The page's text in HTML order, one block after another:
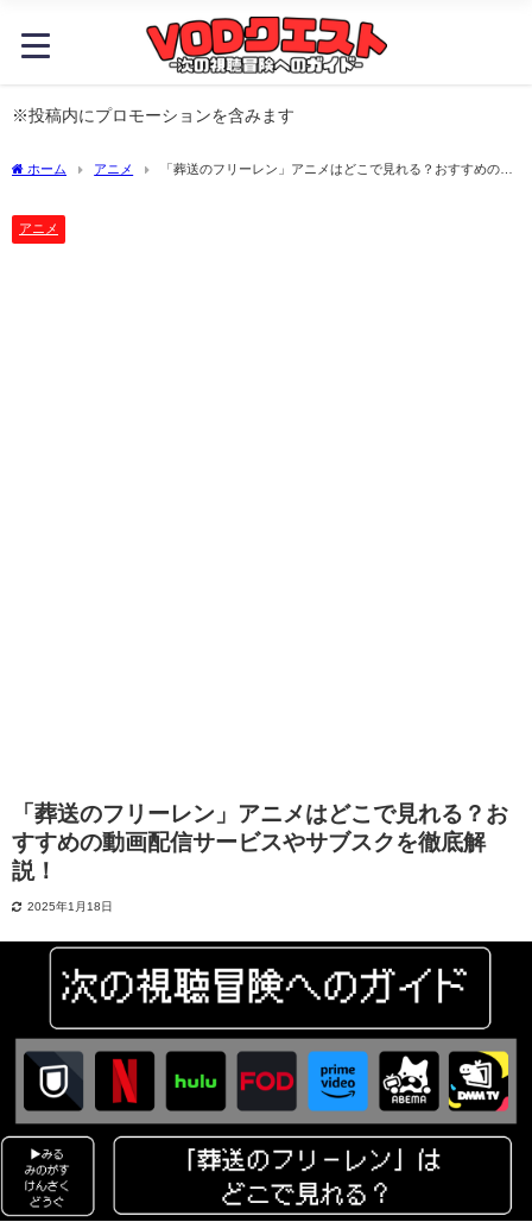
※投稿内にプロモーションを含みます
ホーム アニメ
「葬送のフリーレン」アニメはどこで見れる？おすすめの動
アニメ
「葬送のフリーレン」アニメはどこで見れる？お
すすめの動画配信サービスやサブスクを徹底解
説！
2025年1月18日